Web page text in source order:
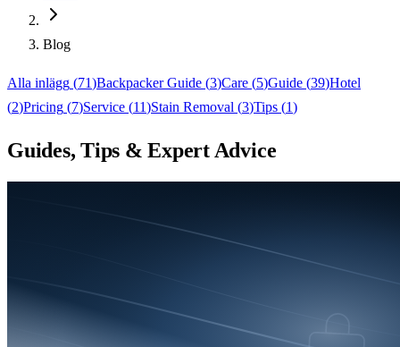
Blog
Alla inlägg (71)Backpacker Guide (3)Care (5)Guide (39)Hotel
(2)Pricing (7)Service (11)Stain Removal (3)Tips (1)
Guides, Tips & Expert Advice